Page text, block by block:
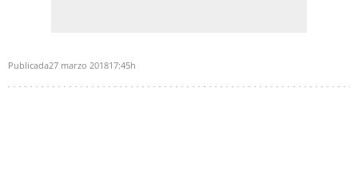
Publicada27 marzo 201817:45h